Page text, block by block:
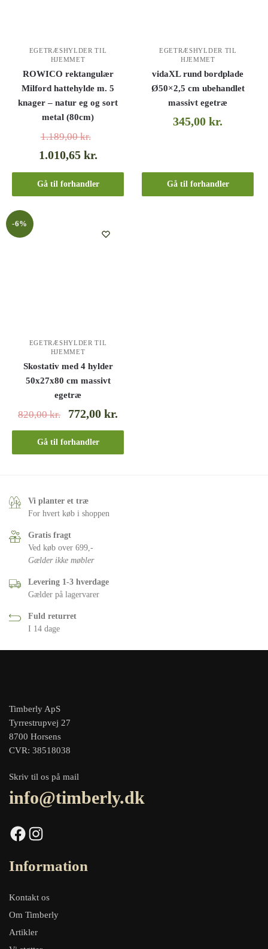
EGETRÆSHYLDER TIL
HJEMMET
ROWICO rektangulær
Milford hattehylde m. 5
knager – natur eg og sort
metal (80cm)
1.189,00kr.
1.010,65 kr.
Gå til forhandler
EGETRÆSHYLDER TIL
HJEMMET
vidaXL rund bordplade
Ø50×2,5 cm ubehandlet
massivt egetræ
345,00kr.
Gå til forhandler
-6%
EGETRÆSHYLDER TIL
HJEMMET
Skostativ med 4 hylder
50x27x80 cm massivt
egetræ
820,00kr. 772,00kr.
Gå til forhandler
Vi planter et træ
For hvert køb i shoppen
Gratis fragt
Ved køb over 699,-
Gælder ikke møbler
Levering 1-3 hverdage
Gælder på lagervarer
Fuld returret
I 14 dage
Timberly ApS
Tyrrestrupvej 27
8700 Horsens
CVR: 38518038
Skriv til os på mail
info@timberly.dk
Facebook Instagram
Information
Kontakt os
Om Timberly
Artikler